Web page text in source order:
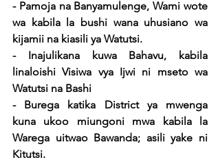
- Pamoja na Banyamulenge, Wami wote
wa kabila la bushi wana uhusiano wa
kijamii na kiasili ya Watutsi.
- Inajulikana kuwa Bahavu, kabila
linaloishi Visiwa vya Ijwi ni mseto wa
Watutsi na Bashi
- Burega katika District ya mwenga
kuna ukoo miungoni mwa kabila la
Warega uitwao Bawanda; asili yake ni
Kitutsi.